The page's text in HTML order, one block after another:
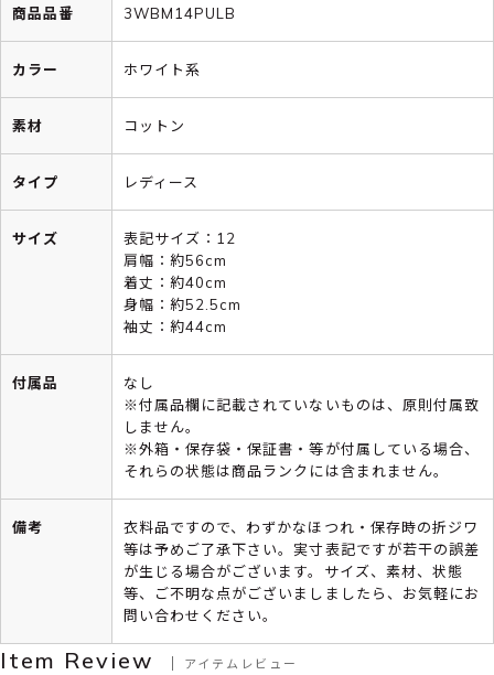
商品品番 3WBM14PULB
カラー ホワイト系
素材 コットン
タイプ レディース
サイズ
表記サイズ：12
肩幅：約56cm
着丈：約40cm
身幅：約52.5cm
袖丈：約44cm
付属品
なし
※付属品欄に記載されていないものは、原則付属致
しません。
※外箱・保存袋・保証書・等が付属している場合、
それらの状態は商品ランクには含まれません。
備考
衣料品ですので、わずかなほつれ・保存時の折ジワ
等は予めご了承下さい。実寸表記ですが若干の誤差
が生じる場合がございます。サイズ、素材、状態
等、ご不明な点がございましましたら、お気軽にお
問い合わせください。
Item Review アイテムレビュー